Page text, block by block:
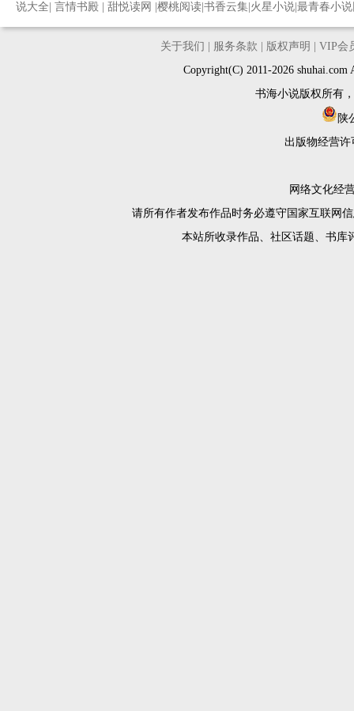
说大全 言情书殿 甜悦读网 樱桃阅读 书香云集 火星小说 最青春小
关于我们 服务条款 版权声明
VIP会
Copyright(C) 2011-2026
书海小说版权所有
陕
出版物经营许
网络文化经
请所有作者发布作品时务必遵守国家互联网
本站所收录作品、社区话题、书库